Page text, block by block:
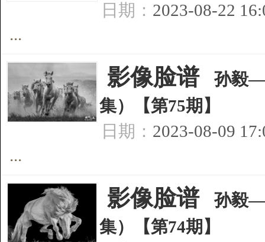
日期： 2023-08-22
...
影像脸谱]
孙毅
集）【第75期】
日期： 2023-08-09
...
影像脸谱]
孙毅
集）【第74期】